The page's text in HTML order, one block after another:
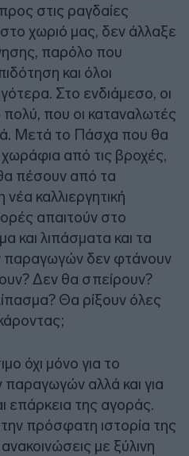
στις ραγδαίες
χωριό μας, δεν άλλαξε
παρόλο που
και όλοι
Στο ενδιάμεσο, οι
πολύ, που οι καταναλωτές
Μετά το Πάσχα που θα
από τις βροχές,
πέσουν από τα
καλλιεργητική
απαιτούν στο
και λιπάσματα και τα
παραγωγών δεν φτάνουν
Δεν θα σπείρουν?
Θα ρίξουν όλες
όχι μόνο για το
αλλά και για
επάρκεια της αγοράς.
πρόσφατη ιστορία της
με ξύλινη